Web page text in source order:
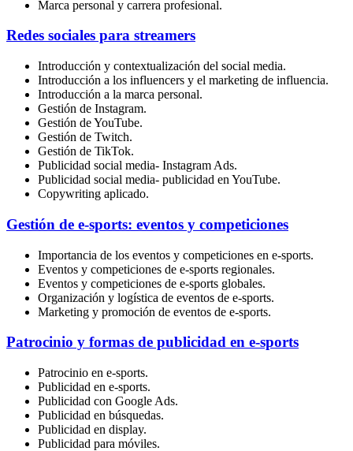
Marca personal y carrera profesional.
Redes sociales para streamers
Introducción y contextualización del social media.
Introducción a los influencers y el marketing de influencia.
Introducción a la marca personal.
Gestión de Instagram.
Gestión de YouTube.
Gestión de Twitch.
Gestión de TikTok.
Publicidad social media- Instagram Ads.
Publicidad social media- publicidad en YouTube.
Copywriting aplicado.
Gestión de e-sports: eventos y competiciones
Importancia de los eventos y competiciones en e-sports.
Eventos y competiciones de e-sports regionales.
Eventos y competiciones de e-sports globales.
Organización y logística de eventos de e-sports.
Marketing y promoción de eventos de e-sports.
Patrocinio y formas de publicidad en e-sports
Patrocinio en e-sports.
Publicidad en e-sports.
Publicidad con Google Ads.
Publicidad en búsquedas.
Publicidad en display.
Publicidad para móviles.